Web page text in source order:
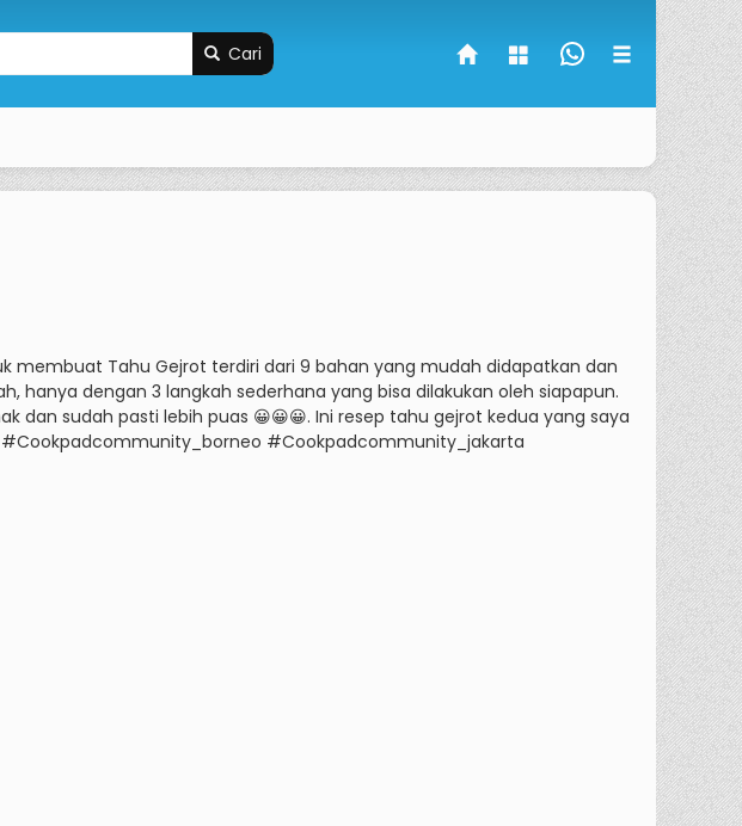
Cari
membuat Tahu Gejrot terdiri dari 9 bahan yang mudah didapatkan dan
hanya dengan 3 langkah sederhana yang bisa dilakukan oleh siapapun.
dan sudah pasti lebih puas 😀😀😀. Ini resep tahu gejrot kedua yang saya
#Cookpadcommunity_jakarta